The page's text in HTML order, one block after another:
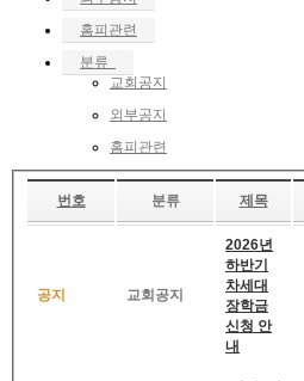
홈피관련
분류
교회공지
외부공지
홈피관련
번호 분류 제목
공지 교회공지
2026년
하반기
차세대
장학금
신청 안
내